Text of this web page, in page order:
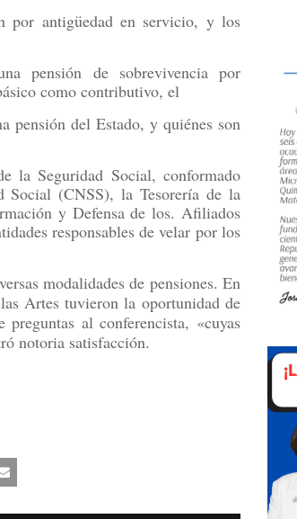
por antigüedad en servicio, y los
pensión de sobrevivencia por
como contributivo, el
pensión del Estado, y quiénes son
la Seguridad Social, conformado
Social (CNSS), la Tesorería de la
y Defensa de los. Afiliados
responsables de velar por los
modalidades de pensiones. En
Artes tuvieron la oportunidad de
al conferencista, «cuyas
notoria satisfacción.